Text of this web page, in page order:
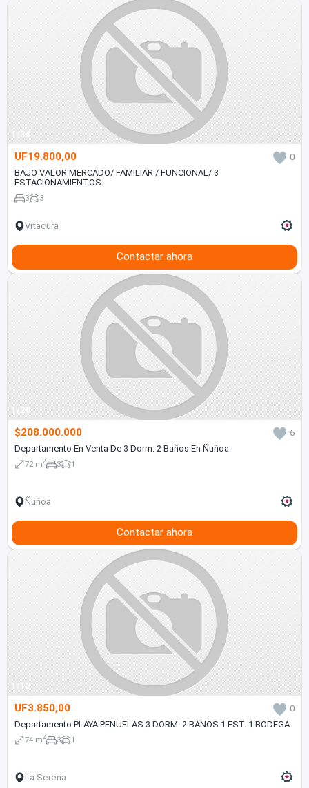
1/34
UF19.800,00
0
BAJO VALOR MERCADO/ FAMILIAR / FUNCIONAL/ 3
ESTACIONAMIENTOS
3 3
Vitacura
Contactar ahora
1/28
$208.000.000
6
Departamento En Venta De 3 Dorm. 2 Baños En Ñuñoa
72 m2 3 1
Ñuñoa
Contactar ahora
1/12
UF3.850,00
0
Departamento PLAYA PEÑUELAS 3 DORM. 2 BAÑOS 1 EST. 1 BODEGA
74 m2 3 1
La Serena